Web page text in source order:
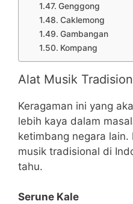
Genggong
Caklemong
Gambangan
Kompang
Alat Musik
Keragaman ini yang
lebih kaya dalam
ketimbang negara
musik tradisional di
tahu.
Serune Kale